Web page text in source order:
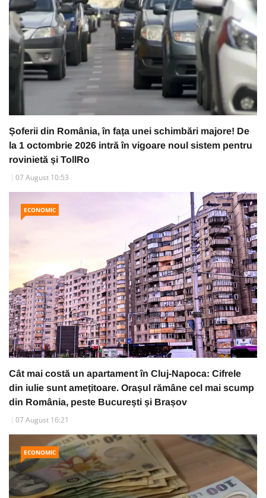
Șoferii din România, în fața unei schimbări majore! De
la 1 octombrie 2026 intră în vigoare noul sistem pentru
rovinietă și TollRo
07 August 10:53
ECONOMIC
Cât mai costă un apartament în Cluj-Napoca: Cifrele
din iulie sunt amețitoare. Orașul rămâne cel mai scump
din România, peste București și Brașov
07 August 16:21
ECONOMIC